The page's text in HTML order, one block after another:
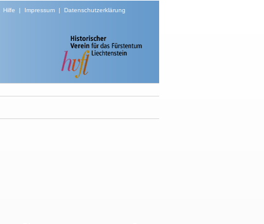
Hilfe | Impressum| Datenschutzerklärung